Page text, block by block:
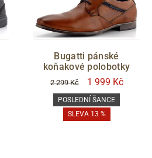
Bugatti pánské
koňakové polobotky
2 299 Kč 1 999 Kč
POSLEDNÍ ŠANCE
SLEVA 13 %